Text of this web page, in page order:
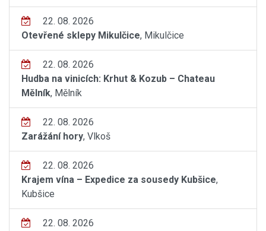
22. 08. 2026
Otevřené sklepy Mikulčice, Mikulčice
22. 08. 2026
Hudba na vinicích: Krhut & Kozub – Chateau
Mělník, Mělník
22. 08. 2026
Zarážání hory, Vlkoš
22. 08. 2026
Krajem vína – Expedice za sousedy Kubšice,
Kubšice
22. 08. 2026